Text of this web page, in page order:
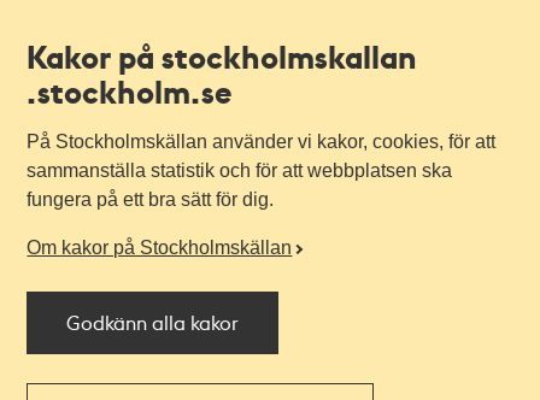
Kakor på stockholmskallan
.stockholm.se
På Stockholmskällan använder vi kakor, cookies, för att
sammanställa statistik och för att webbplatsen ska
fungera på ett bra sätt för dig.
Om kakor på Stockholmskällan
Godkänn alla kakor